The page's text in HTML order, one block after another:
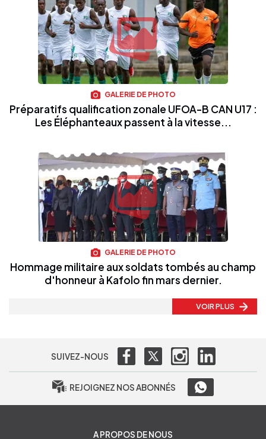
GALERIE DE PHOTO
Préparatifs qualification zonale UFOA-B CAN U17 :
Les Éléphanteaux passent à la vitesse...
GALERIE DE PHOTO
Hommage militaire aux soldats tombés au champ
d'honneur à Kafolo fin mars dernier.
VOIR PLUS
SUIVEZ-NOUS
REJOIGNEZ NOS ABONNÉS
A PROPOS DE NOUS